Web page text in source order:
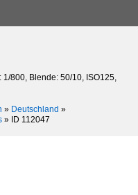
1/800, Blende: 50/10, ISO125,
» Deutschland »
» ID 112047